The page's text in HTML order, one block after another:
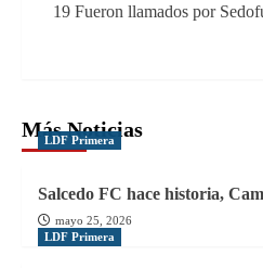
19 Fueron llamados por
Más Noticias
LDF Primera
Salcedo FC hace historia,
mayo 25, 2026
LDF Primera